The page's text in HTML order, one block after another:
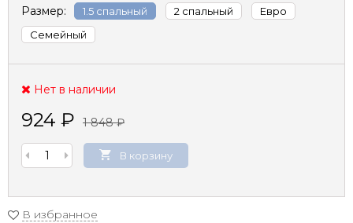
Размер: 1.5 спальный 2 спальный
Евро
Семейный
Нет в наличии
924 ₽ 1 848₽
В корзину
В избранное